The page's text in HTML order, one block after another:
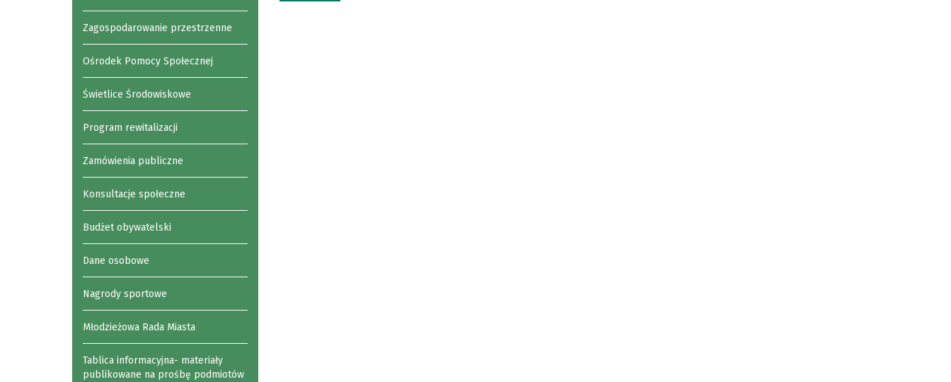
Zagospodarowanie przestrzenne
Ośrodek Pomocy Społecznej
Świetlice Środowiskowe
Program rewitalizacji
Zamówienia publiczne
Konsultacje społeczne
Budżet obywatelski
Dane osobowe
Nagrody sportowe
Młodzieżowa Rada Miasta
Tablica informacyjna- materiały
publikowane na prośbę podmiotów